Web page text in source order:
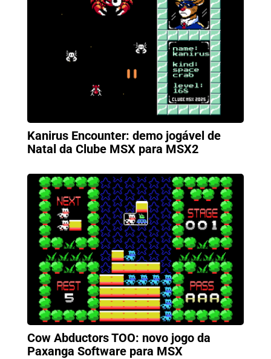
Kanirus Encounter: demo jogável de
Natal da Clube MSX para MSX2
Cow Abductors TOO: novo jogo da
Paxanga Software para MSX